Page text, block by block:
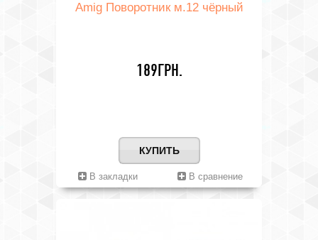
Amig Поворотник м.12 чёрный
189ГРН.
КУПИТЬ
В закладки В сравнение